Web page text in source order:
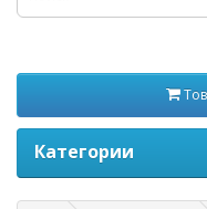
Категории